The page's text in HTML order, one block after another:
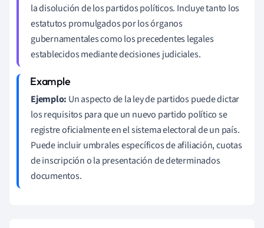
la disolución de los partidos políticos. Incluye tanto los
estatutos promulgados por los órganos
gubernamentales como los precedentes legales
establecidos mediante decisiones judiciales.
Ejemplo: Un aspecto de la ley de partidos puede dictar
los requisitos para que un nuevo partido político se
registre oficialmente en el sistema electoral de un país.
Puede incluir umbrales específicos de afiliación, cuotas
de inscripción o la presentación de determinados
documentos.